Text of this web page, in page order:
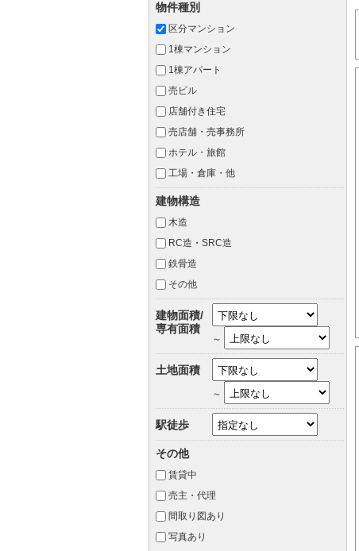
物件種別
区分マンション
1棟マンション
1棟アパート
売ビル
店舗付き住宅
売店舗・売事務所
ホテル・旅館
工場・倉庫・他
建物構造
木造
RC造・SRC造
鉄骨造
その他
建物面積/
専有面積
～
土地面積
～
駅徒歩
その他
賃貸中
売主・代理
間取り図あり
写真あり